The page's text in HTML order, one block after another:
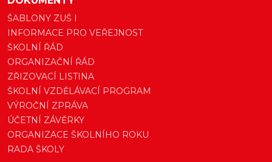
ŠABLONY ZUŠ I
INFORMACE PRO VEŘEJNOST
ŠKOLNÍ ŘÁD
ORGANIZAČNÍ ŘÁD
ZŘIZOVACÍ LISTINA
ŠKOLNÍ VZDĚLÁVACÍ PROGRAM
VÝROČNÍ ZPRÁVA
ÚČETNÍ ZÁVĚRKY
ORGANIZACE ŠKOLNÍHO ROKU
RADA ŠKOLY